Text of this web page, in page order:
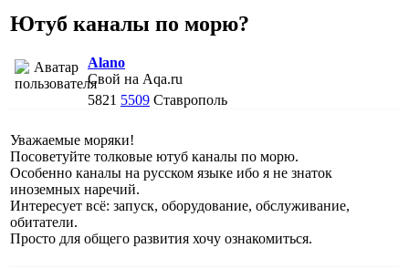
Ютуб каналы по морю?
Alano
Свой на Aqa.ru
5821 5509 Ставрополь
Уважаемые моряки!
Посоветуйте толковые ютуб каналы по морю.
Особенно каналы на русском языке ибо я не знаток
иноземных наречий.
Интересует всё: запуск, оборудование, обслуживание,
обитатели.
Просто для общего развития хочу ознакомиться.